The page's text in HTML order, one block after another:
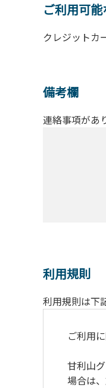
ご利用可
クレジットカ
備考欄
連絡事項があ
利用規則
利用規則は下
ご利用
甘利山
場合は